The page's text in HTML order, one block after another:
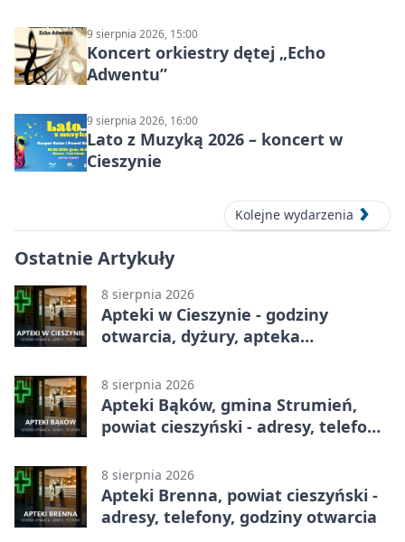
9 sierpnia 2026, 15:00
Koncert orkiestry dętej „Echo
Adwentu”
9 sierpnia 2026, 16:00
Lato z Muzyką 2026 – koncert w
Cieszynie
Kolejne wydarzenia
Ostatnie Artykuły
8 sierpnia 2026
Apteki w Cieszynie - godziny
otwarcia, dyżury, apteka
8 sierpnia 2026
Apteki Bąków, gmina Strumień,
powiat cieszyński - adresy, telefony,
8 sierpnia 2026
Apteki Brenna, powiat cieszyński -
adresy, telefony, godziny otwarcia